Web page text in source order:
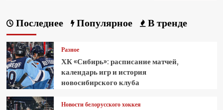
Последнее Популярное В тренде
Разное
ХК «Сибирь»: расписание матчей,
календарь игр и история
новосибирского клуба
Новости белорусского хоккея